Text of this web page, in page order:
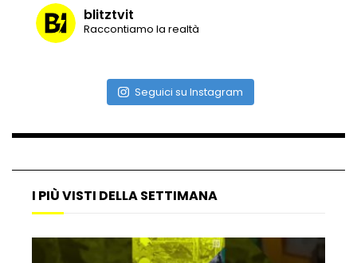
blitztvit
Raccontiamo la realtà
Seguici su Instagram
I PIÙ VISTI DELLA SETTIMANA